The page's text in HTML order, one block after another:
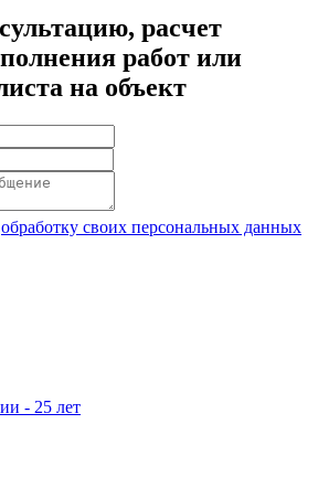
расчет
работ или
на объект
обработку своих персональных данных
- 25 лет